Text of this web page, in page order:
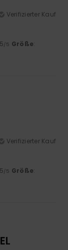
Verifizierter Kauf
/5 Größe:
Verifizierter Kauf
/5 Größe: